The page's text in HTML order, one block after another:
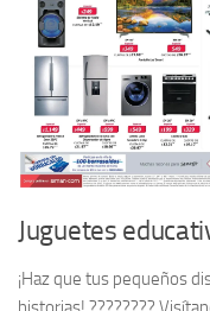
Juguetes
¡Haz que tus pequeños